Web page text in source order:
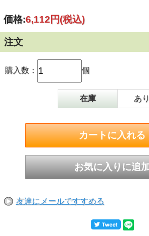
価格:6,112円(税込)
注文
購入数： 個
在庫 あり
友達にメールですすめる